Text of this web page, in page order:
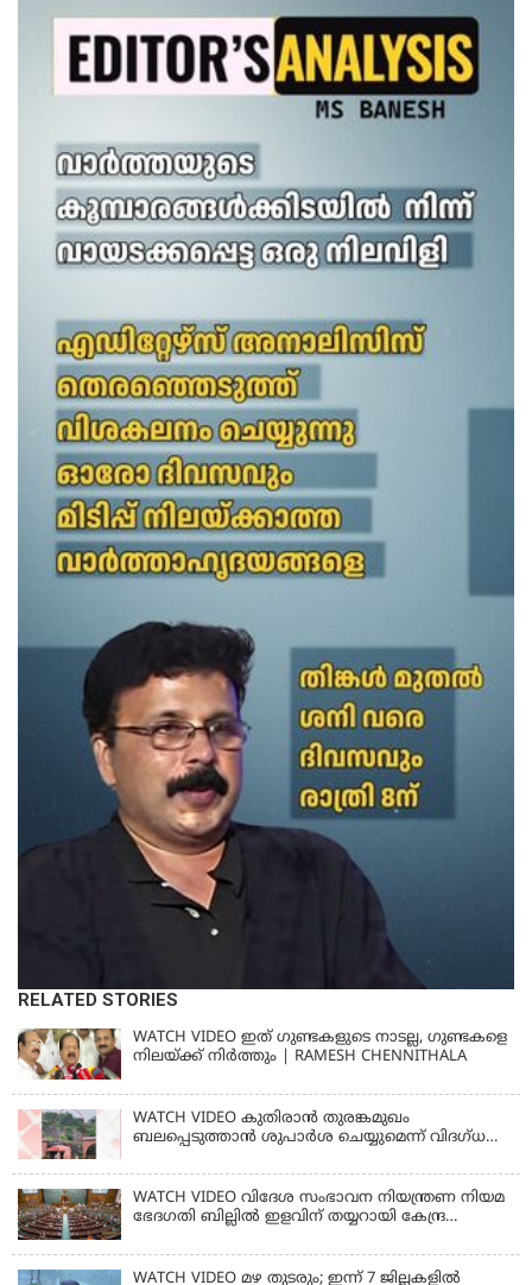
RELATED STORIES
WATCH VIDEO ഇത് ഗുണ്ടകളുടെ നാടല്ല, ഗുണ്ടകളെ
നിലയ്ക്ക് നിര്‍ത്തും | RAMESH CHENNITHALA
WATCH VIDEO കുതിരാൻ തുരങ്കമുഖം
ബലപ്പെടുത്താൻ ശുപാർശ ചെയ്യുമെന്ന് വിദഗ്ധ
WATCH VIDEO വിദേശ സംഭാവന നിയന്ത്രണ നിയമ
ഭേദഗതി ബില്ലില്‍ ഇളവിന് തയ്യറായി കേന്ദ്ര
WATCH VIDEO മഴ തുടരും; ഇന്ന് 7 ജില്ലകളിൽ